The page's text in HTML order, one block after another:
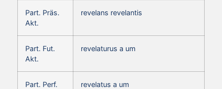
Part. Präs.
Akt.
revelans revelantis
Part. Fut.
Akt.
revelaturus a um
Part. Perf.
revelatus a um